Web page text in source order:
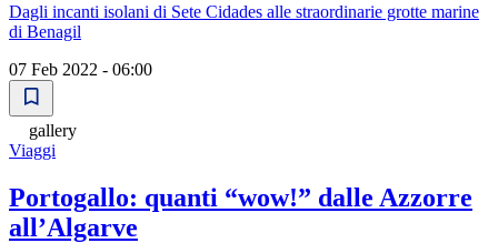
Dagli incanti isolani di Sete Cidades alle straordinarie grotte marine
di Benagil
07 Feb 2022 - 06:00
gallery
Viaggi
Portogallo: quanti “wow!” dalle Azzorre
all’Algarve